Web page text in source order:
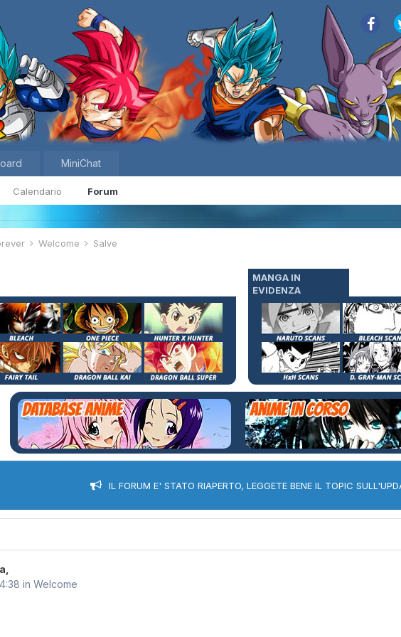
Calendario Forum
MiniChat
Welcome Salve
MANGA IN
EVIDENZA
IL FORUM E' STATO RIAPERTO, LEGGETE BENE IL TOPIC
inWelcome